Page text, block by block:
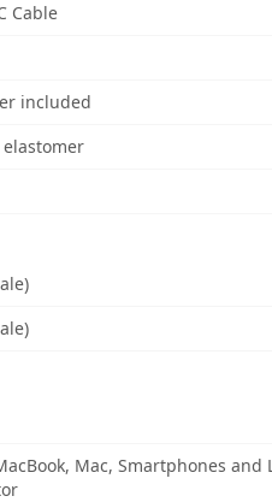
Cable
included
Mac, Smartphones and